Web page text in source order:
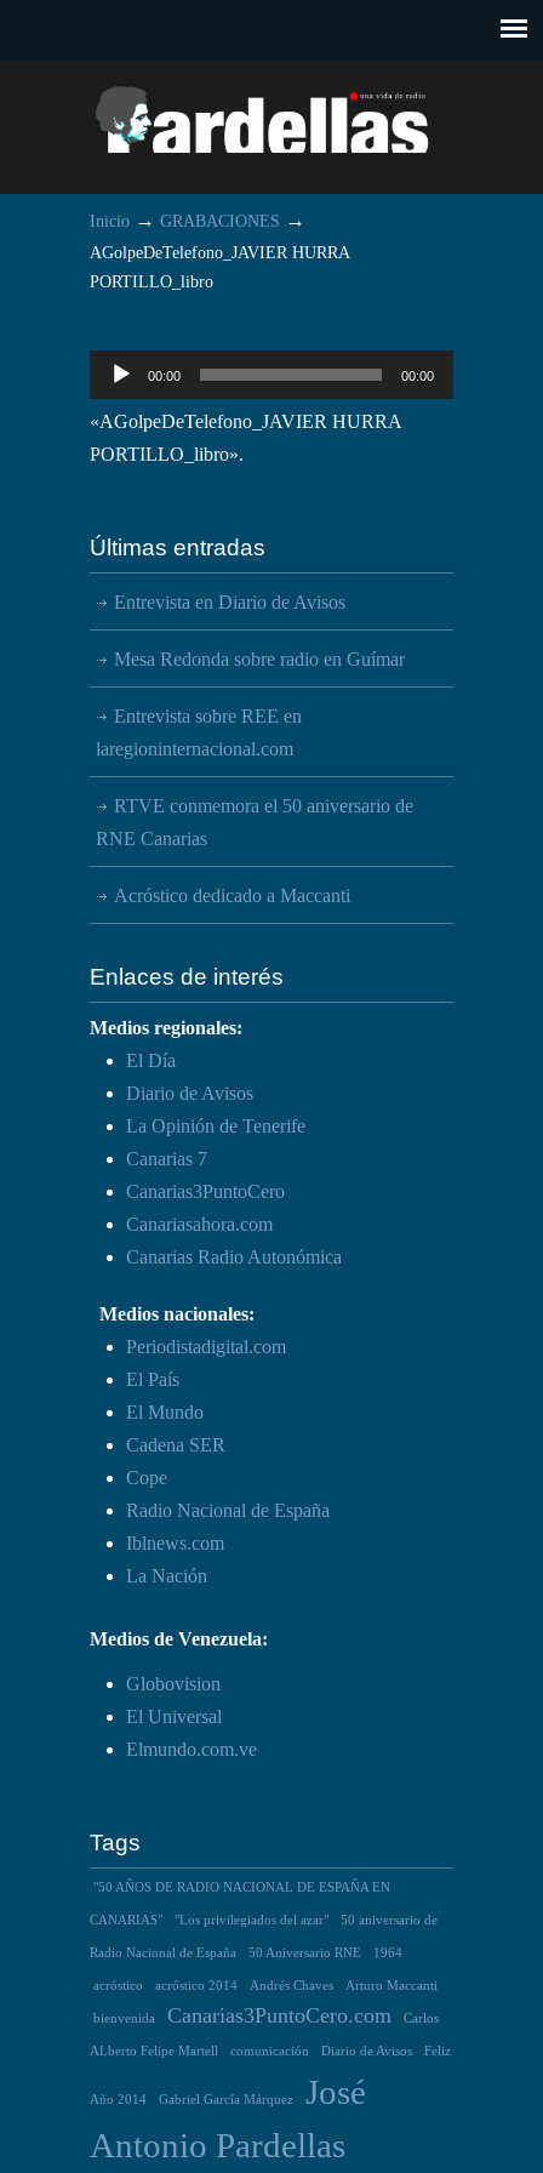
Inicio → GRABACIONES →
AGolpeDeTelefono_JAVIER HURRA
PORTILLO_libro
Reproductor
de
audio
00:00 00:00
«AGolpeDeTelefono_JAVIER HURRA
PORTILLO_libro».
Últimas entradas
Entrevista en Diario de Avisos
Mesa Redonda sobre radio en Guímar
Entrevista sobre REE en
laregioninternacional.com
RTVE conmemora el 50 aniversario de
RNE Canarias
Acróstico dedicado a Maccanti
Enlaces de interés
Medios regionales:
El Día
Diario de Avisos
La Opinión de Tenerife
Canarias 7
Canarias3PuntoCero
Canariasahora.com
Canarias Radio Autonómica
Medios nacionales:
Periodistadigital.com
El País
El Mundo
Cadena SER
Cope
Radio Nacional de España
Iblnews.com
La Nación
Medios de Venezuela:
Globovision
El Universal
Elmundo.com.ve
Tags
"50 AÑOS DE RADIO NACIONAL DE ESPAÑA EN
CANARIAS" "Los privilegiados del azar" 50 aniversario de
Radio Nacional de España 50 Aniversario RNE 1964
acróstico acróstico 2014 Andrés Chaves Arturo Maccanti
bienvenida Canarias3PuntoCero.com Carlos
ALberto Felipe Martell comunicación Diario de Avisos Feliz
Año 2014 Gabriel García Márquez
José
Antonio Pardellas